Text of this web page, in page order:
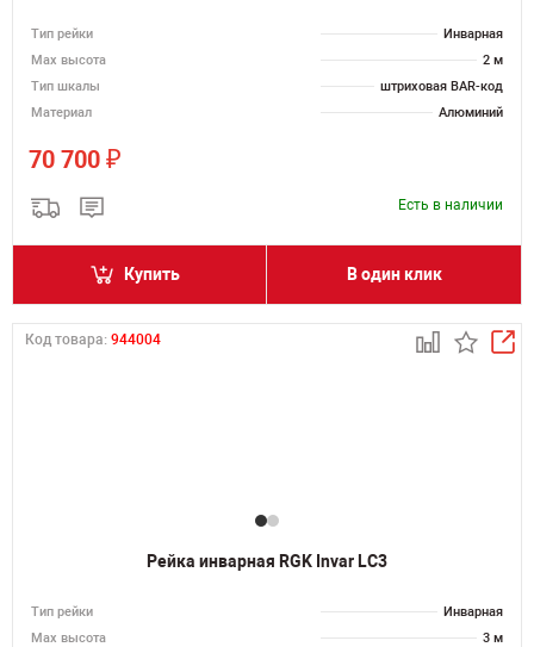
Тип рейки
Инварная
Мах высота
2 м
Тип шкалы
штриховая BAR-код
Материал
Алюминий
70 700 ₽
Есть в наличии
Купить В один клик
Код товара: 944004
Рейка инварная RGK Invar LC3
Тип рейки
Инварная
Мах высота
3 м